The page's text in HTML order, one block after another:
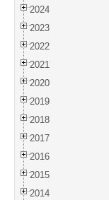
2024
2023
2022
2021
2020
2019
2018
2017
2016
2015
2014